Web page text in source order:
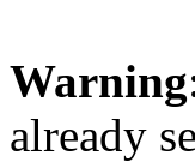
Warning
already